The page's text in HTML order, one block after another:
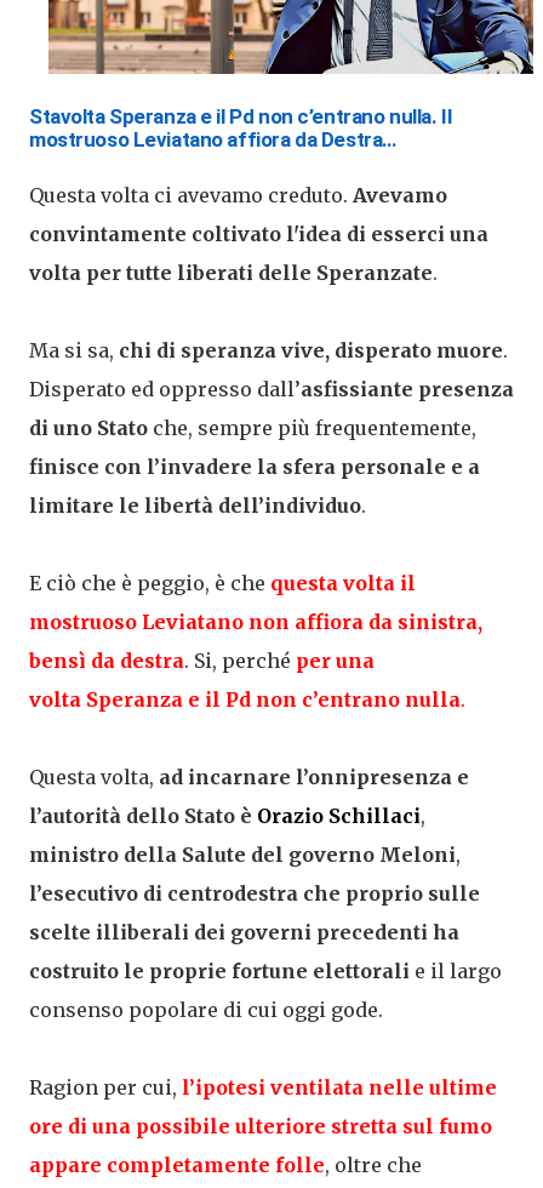
Stavolta Speranza e il Pd non c’entrano nulla. Il
mostruoso Leviatano affiora da Destra…
Questa volta ci avevamo creduto. Avevamo
convintamente coltivato l'idea di esserci una
volta per tutte liberati delle Speranzate.
Ma si sa, chi di speranza vive, disperato muore.
Disperato ed oppresso dall’asfissiante presenza
di uno Stato che, sempre più frequentemente,
finisce con l’invadere la sfera personale e a
limitare le libertà dell’individuo.
E ciò che è peggio, è che questa volta il
mostruoso Leviatano non affiora da sinistra,
bensì da destra. Si, perché per una
volta Speranza e il Pd non c’entrano nulla.
Questa volta, ad incarnare l’onnipresenza e
l’autorità dello Stato è Orazio Schillaci,
ministro della Salute del governo Meloni,
l’esecutivo di centrodestra che proprio sulle
scelte illiberali dei governi precedenti ha
costruito le proprie fortune elettorali e il largo
consenso popolare di cui oggi gode.
Ragion per cui, l’ipotesi ventilata nelle ultime
ore di una possibile ulteriore stretta sul fumo
appare completamente folle, oltre che